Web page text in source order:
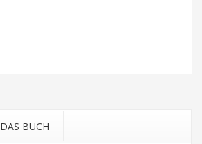
DAS BUCH